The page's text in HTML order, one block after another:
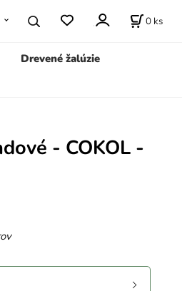
Drevené žalúzie
0 ks
- COKOL -